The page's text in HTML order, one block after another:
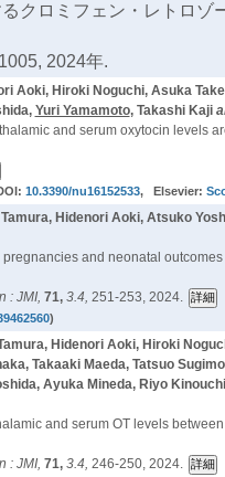
クロミフェン・レトロゾ
2024年.
Aoki, Hiroki Noguchi, Asuka
Yuri Yamamoto, Takashi Kaji
and serum oxytocin levels
10.3390/nu16152533, Elsevier:
Hidenori Aoki, Atsuko
and neonatal
: JMI, 71, 3.4, 251-253, 2024.
)
Hidenori Aoki, Hiroki
Takaaki Maeda, Tatsuo
Ayuka Mineda, Riyo
and serum OT levels
: JMI, 71, 3.4, 246-250, 2024.